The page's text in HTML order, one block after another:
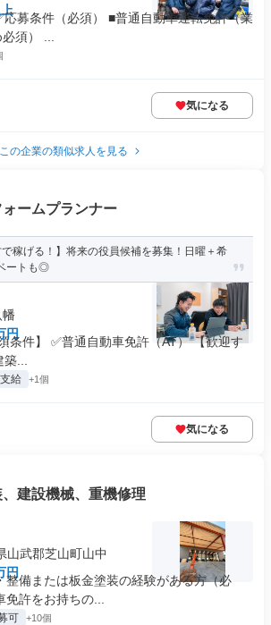
応募条件（必須） ■普通自動車運転免許（業
須） ...
気になる
この企業の類似求人を見る
ームプランナー
で稼げる！】将来の役員候補を募集！日曜＋希
ートも◎
幡
円
条件】 ✅普通自動車免許（AT） 【歓迎す
...
給 +1個
気になる
建設機械、重機修理
山武郡芝山町山中
円
整備または板金塗装の経験がある方（必
許をお持ちの...
可 +10個